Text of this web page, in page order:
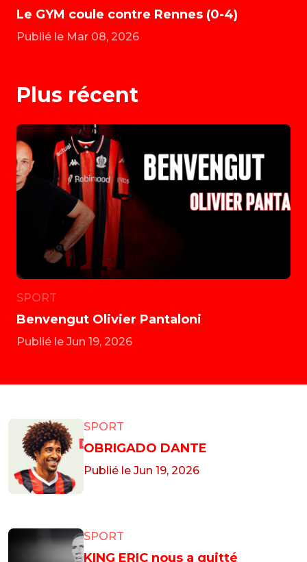
Le GYM coule contre Rennes (0-4)
Publié le Mar 08, 2026
Plus récent
SPORT
Benvengut Olivier Pantaloni
Publié le Jun 19, 2026
SPORT
OBRIGADO DANTE
Publié le Jun 19, 2026
SPORT
KING ERIC nous a quitté